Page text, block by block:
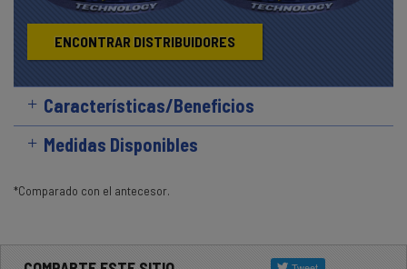
ENCONTRAR DISTRIBUIDORES
Características/Beneficios
Medidas Disponibles
*Comparado con el antecesor.